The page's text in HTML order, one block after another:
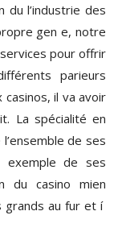
du l’industrie des
gen e, notre
pour offrir
parieurs
il va avoir
La spécialité en
de ses
exemple de ses
du casino mien
grands au fur et í